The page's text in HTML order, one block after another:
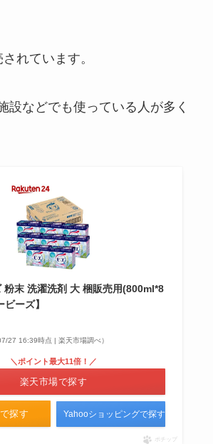
れています。
設などでも使っている人が多く
粉末 洗濯洗剤 大 梱販売用(800ml*8
ーズ】
27 16:39時点 | 楽天市場調べ）
探す
＼ポイント最大11倍！／
楽天市場で探す
Yahooショッピングで探す
ポチップ